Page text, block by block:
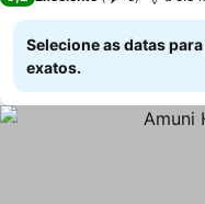
Selecione as datas
exatos.